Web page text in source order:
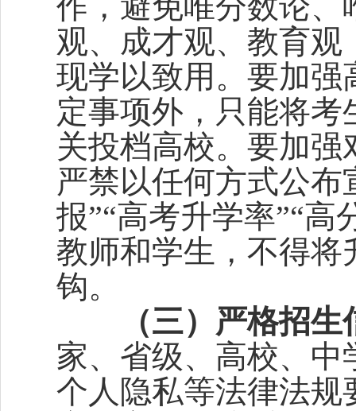
观、成才观、教育
现学以致用。要加强
定事项外，只能将
关投档高校。要加
严禁以任何方式公布
报”“高考升学率”“
教师和学生，不得将
钩。
（三）严格招生
家、省级、高校、
个人隐私等法律法规